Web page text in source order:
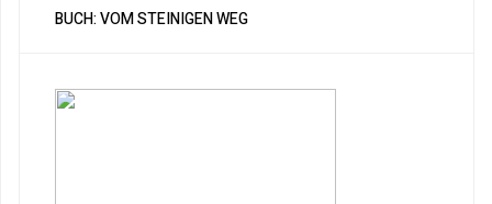
BUCH: VOM STEINIGEN WEG